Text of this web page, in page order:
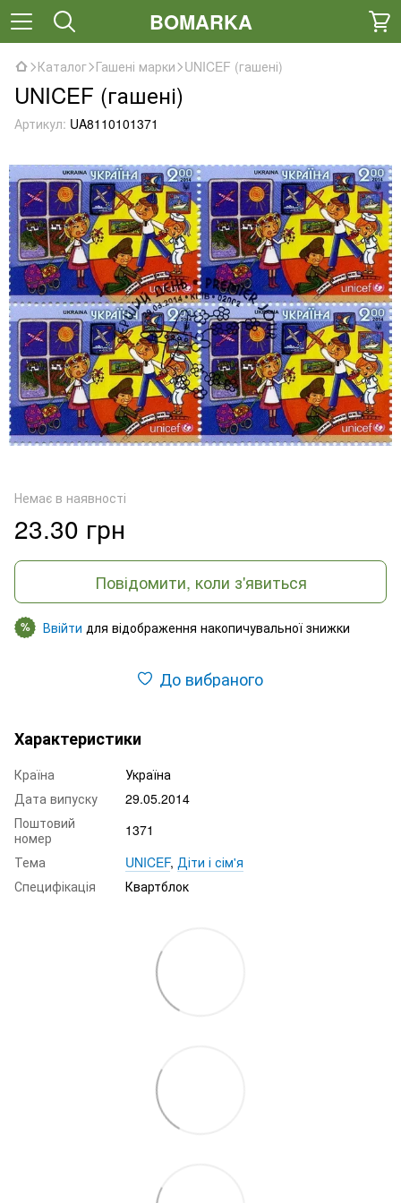
BOMARKA
Каталог Гашені марки UNICEF (гашені)
UNICEF (гашені)
Артикул: UA8110101371
Немає в наявності
23.30 грн
Повідомити, коли з'явиться
% Ввійти для відображення накопичувальної знижки
До вибраного
Характеристики
Країна
Україна
Дата випуску
29.05.2014
Поштовий
номер
1371
Тема
UNICEF, Діти і сім'я
Специфікація
Квартблок